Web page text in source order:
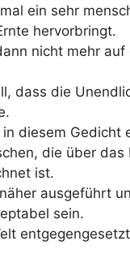
ein sehr
hervorbringt.
nicht mehr
dass die
diesem Gedicht
die über
ist.
ausgeführt
sein.